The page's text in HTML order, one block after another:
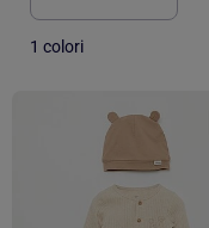
1 colori